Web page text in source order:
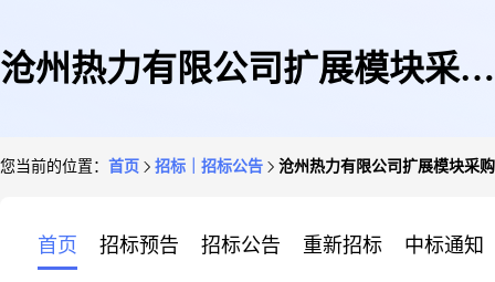
沧州热力有限公司扩展模块采购
您当前的位置： 首页 招标｜招标公告 沧州热力有限公司扩展模块采
首页 招标预告 招标公告 重新招标 中标通知